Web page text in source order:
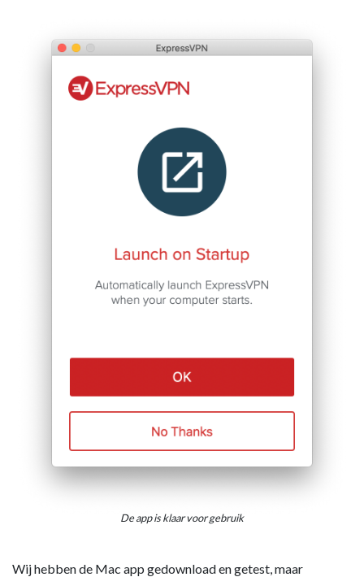
De app is klaar voor gebruik
Wij hebben de Mac app gedownload en getest, maar